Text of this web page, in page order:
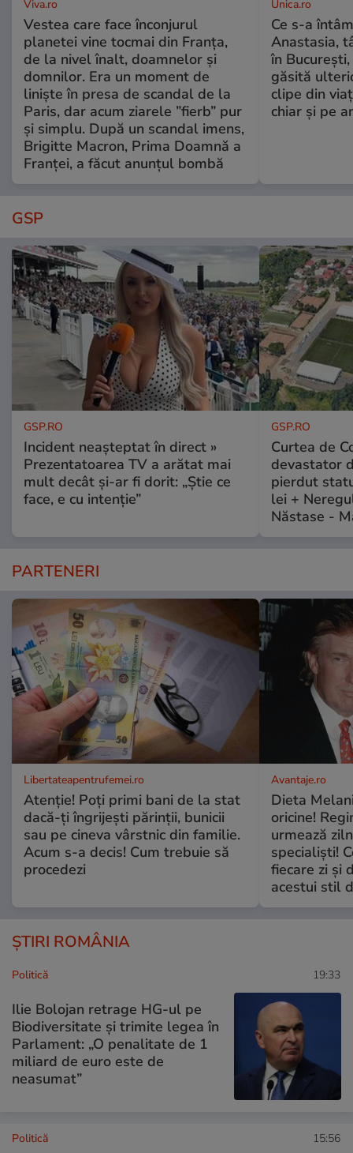
Viva.ro
Vestea care face înconjurul
planetei vine tocmai din Franța,
de la nivel înalt, doamnelor și
domnilor. Era un moment de
liniște în presa de scandal de la
Paris, dar acum ziarele ”fierb” pur
și simplu. După un scandal imens,
Brigitte Macron, Prima Doamnă a
Franței, a făcut anunțul bombă
Unica.ro
Ce s-a
Anastasia,
în
găsită
clipe din
chiar și pe
GSP
GSP.RO
Incident neașteptat în direct »
Prezentatoarea TV a arătat mai
mult decât și-ar fi dorit: „Știe ce
face, e cu intenție”
GSP.RO
Curtea de
devastator
pierdut
lei +
Năstase -
PARTENERI
Libertateapentrufemei.ro
Atenție! Poți primi bani de la stat
dacă-ți îngrijești părinții, bunicii
sau pe cineva vârstnic din familie.
Acum s-a decis! Cum trebuie să
procedezi
Avantaje.ro
Dieta
oricine!
urmează
specialiști!
fiecare zi și
acestui stil
ȘTIRI ROMÂNIA
Politică 19:33
Ilie Bolojan retrage HG-ul pe
Biodiversitate și trimite legea în
Parlament: „O penalitate de 1
miliard de euro este de
neasumat”
Politică 15:56